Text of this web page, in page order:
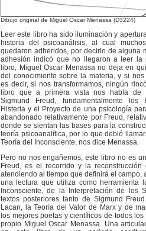
Dibujo original de Miguel Oscar Menassa (D3224)
Leer este libro ha sido iluminación y
historia del psicoanálisis, al cual
quedaron adheridos, por decirlo de alguna
adhesión indicó que no llegaron a leer la
libro, Miguel Oscar Menassa no deja en
del conocimiento sobre la materia, y si nos
es decir, si nos transformamos, ningún
libro que a primera vista nos habla de
Sigmund Freud, fundamentalmente los
Histeria y el Proyecto de una psicología
abandonado relativamente por Freud,
donde se sientan las bases para la
teoría psicoanalítica, por lo que debió
Teoría del Inconsciente, nos dice Menassa.
Pero no nos engañemos, este libro no es
Freud, es el recorrido y la
atendiendo al tiempo que definirá el campo,
una lectura que utiliza como herramienta
Inconsciente, de la Interpretación de los
textos posteriores tanto de Sigmund
Lacan, la Teoría del Valor de Marx y de
los mejores poetas y científicos de todos
propio Miguel Oscar Menassa. Una